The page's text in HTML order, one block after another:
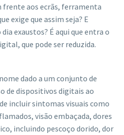
frente aos ecrãs, ferramenta
exige que assim seja? E
exaustos? É aqui que entra o
que pode ser reduzida.
dado a um conjunto de
de dispositivos digitais ao
incluir sintomas visuais como
visão embaçada, dores
incluindo pescoço dorido, dor